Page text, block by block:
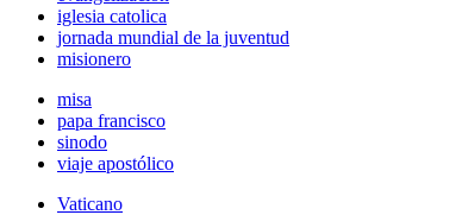
iglesia catolica
jornada mundial de la juventud
misionero
misa
papa francisco
sinodo
viaje apostólico
Vaticano